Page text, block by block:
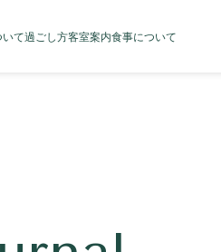
て過ごし方客室案内食事について